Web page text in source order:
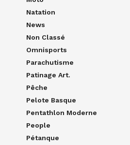
Natation
News
Non Classé
Omnisports
Parachutisme
Patinage Art.
Pêche
Pelote Basque
Pentathlon Moderne
People
Pétanque